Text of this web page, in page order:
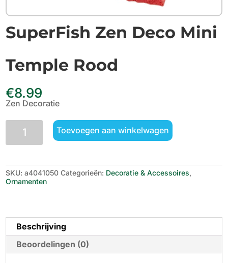
SuperFish Zen Deco Mini
Temple Rood
€8.99
Zen Decoratie
SuperFish
Rood
aantal
Toevoegen aan winkelwagen
SKU:a4041050 Categorieën: Decoratie & Accessoires,
Ornamenten
Beschrijving
Beoordelingen (0)